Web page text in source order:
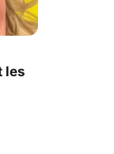
les